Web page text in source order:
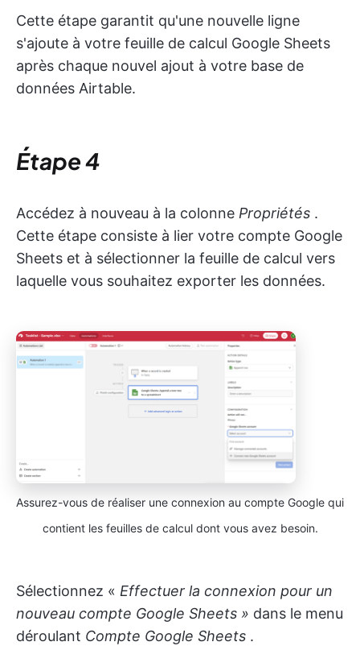
Cette étape garantit qu'une nouvelle ligne
s'ajoute à votre feuille de calcul Google Sheets
après chaque nouvel ajout à votre base de
données Airtable.
Étape 4
Accédez à nouveau à la colonne Propriétés .
Cette étape consiste à lier votre compte Google
Sheets et à sélectionner la feuille de calcul vers
laquelle vous souhaitez exporter les données.
Assurez-vous de réaliser une connexion au compte Google qui
contient les feuilles de calcul dont vous avez besoin.
Sélectionnez « Effectuer la connexion pour un
nouveau compte Google Sheets » dans le menu
déroulant Compte Google Sheets .